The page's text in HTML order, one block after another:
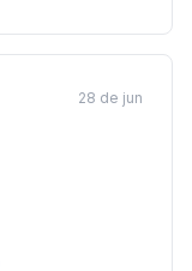
28 de jun